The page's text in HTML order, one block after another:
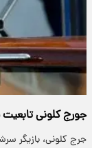
جورج کلونی‌
جرج کلونی، بازیگر